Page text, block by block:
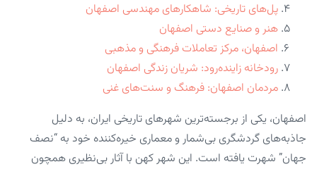
پل‌های تاریخی: شاهکارهای مهندسی اصفهان
هنر و صنایع دستی اصفهان
اصفهان، مرکز تعاملات فرهنگی و مذهبی
رودخانه زاینده‌رود: شریان زندگی اصفهان
مردمان اصفهان: فرهنگ و سنت‌های غنی
اصفهان، یکی از برجسته‌ترین شهرهای تاریخی ایران، به دلیل
جاذبه‌های گردشگری بی‌شمار و معماری خیره‌کننده خود به “نصف
جهان” شهرت یافته است. این شهر کهن با آثار بی‌نظیری همچون